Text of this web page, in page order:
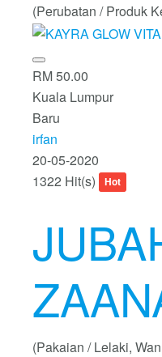
(Perubatan / Produk
RM 50.00
Kuala Lumpur
Baru
irfan
20-05-2020
1322 Hit(s)
Hot
(Pakaian / Lelaki,